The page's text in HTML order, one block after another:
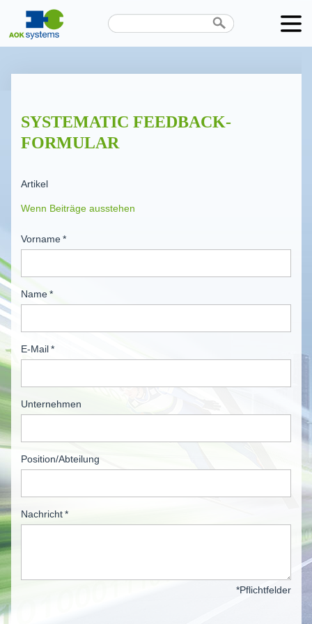
SYSTEMATIC FEEDBACK-
FORMULAR
Artikel
Vorname *
Name *
E-Mail *
Unternehmen
Position/Abteilung
Nachricht *
*Pflichtfelder
Karriere
Kontakt
Datenschutz